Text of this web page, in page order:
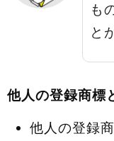
も
と
他人の登録商標
他人の登録